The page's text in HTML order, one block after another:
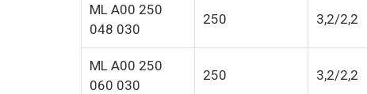
ML A00 250
048 030
250 3,2/2,2
ML A00 250
060 030
250 3,2/2,2